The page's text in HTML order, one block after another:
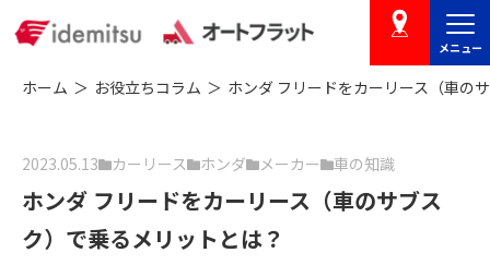
店舗を探す
メニュー
ホーム お役立ちコラム ホンダ フリードをカーリース（車の
2023.05.13 カーリース ホンダ メーカー 車の知識
ホンダ フリードをカーリース（車のサブス
ク）で乗るメリットとは？